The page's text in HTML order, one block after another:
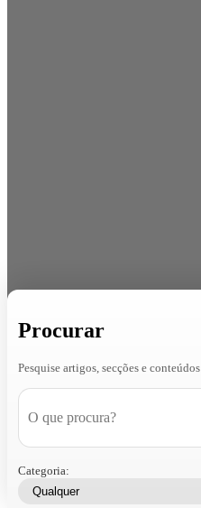
Procurar
Pesquise artigos, secções e conteúdos
Categoria: